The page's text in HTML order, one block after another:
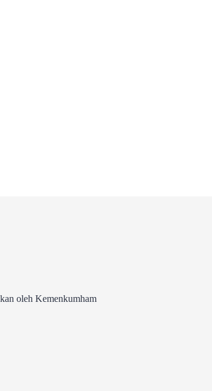
oleh Kemenkumham